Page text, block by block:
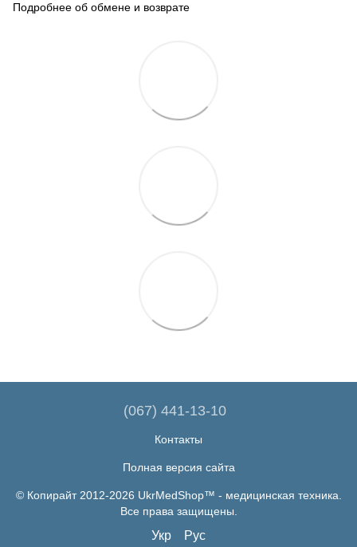
Подробнее об обмене и возврате
(067) 441-13-10
Контакты
Полная версия сайта
© Копирайт 2012-2026 UkrMedShop™ - медицинская техника.
Все права защищены.
Укр Рус